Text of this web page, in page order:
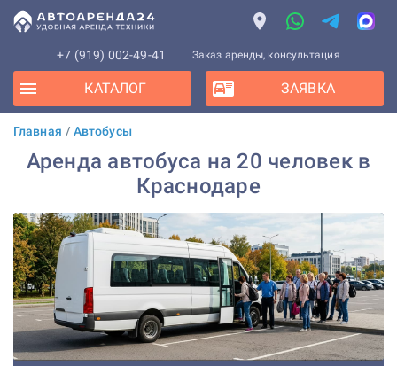
+7 (919) 002-49-41 Заказ аренды, консультация
КАТАЛОГ ЗАЯВКА
Главная / Автобусы
Аренда автобуса на 20 человек в
Краснодаре